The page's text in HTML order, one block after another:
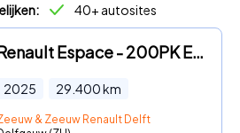
40+ autosites
Renault Espace - 200PK E-Tech Full Hybrid Esprit Alpine 7p. AT | 1e eigenaar
2025 29.400km
& Zeeuw Renault Delft